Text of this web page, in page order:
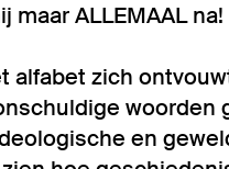
maar ALLEMAAL na!
alfabet zich
woorden
en